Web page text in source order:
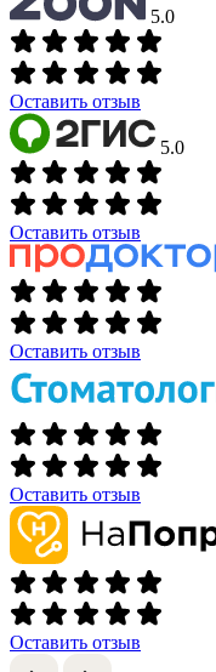
5.0
Оставить отзыв
5.0
Оставить отзыв
Оставить отзыв
Оставить отзыв
Оставить отзыв